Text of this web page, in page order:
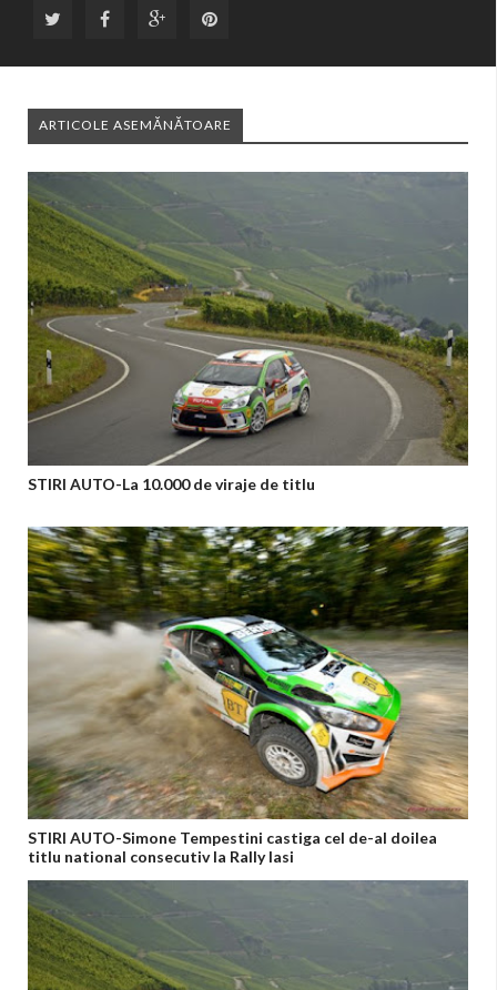
ARTICOLE ASEMĂNĂTOARE
STIRI AUTO-La 10.000 de viraje de titlu
STIRI AUTO-Simone Tempestini castiga cel de-al doilea
titlu national consecutiv la Rally Iasi